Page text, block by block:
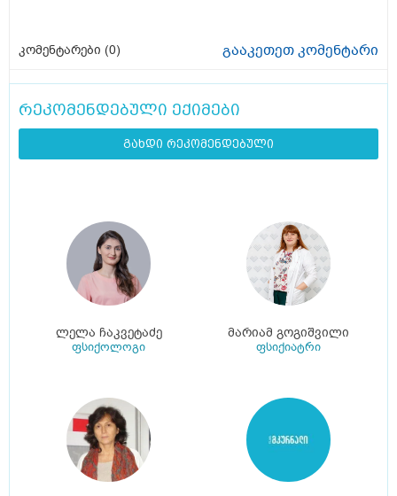
კომენტარები (0) გააკეთეთ კომენტარი
რეკომენდებული ექიმები
გახდი რეკომენდებული
ლელა ჩაკვეტაძე
ფსიქოლოგი
მარიამ გოგიშვილი
ფსიქიატრი